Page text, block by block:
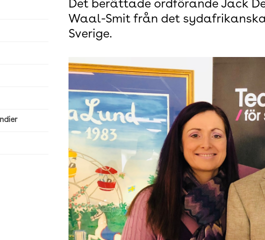
Det berättade ordförande Jack
Waal-Smit från det
Sverige.